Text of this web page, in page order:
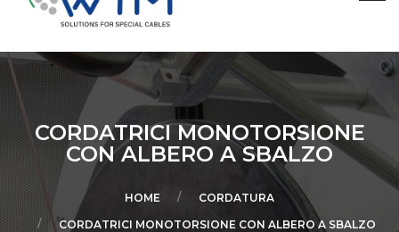
CORDATRICI MONOTORSIONE
CON ALBERO A SBALZO
HOME
CORDATURA
CORDATRICI MONOTORSIONE CON ALBERO A SBALZO